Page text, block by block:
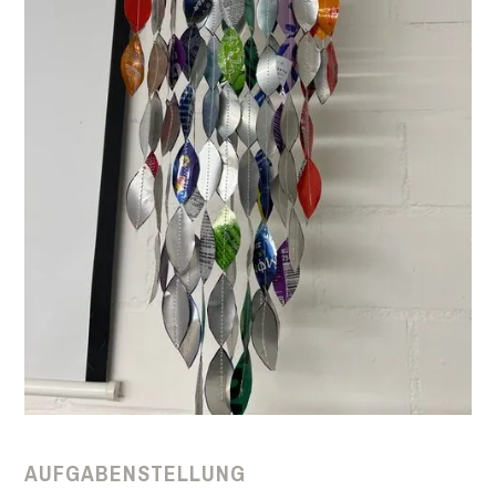
AUFGABENSTELLUNG